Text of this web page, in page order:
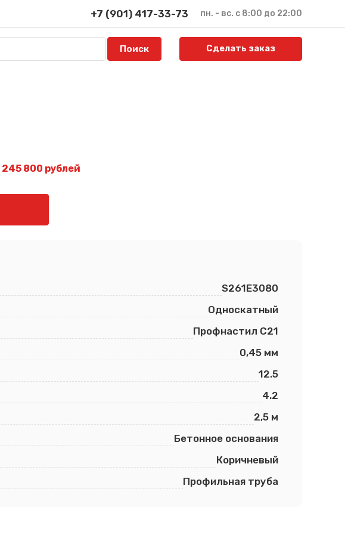
+7 (901) 417-33-73 пн. - вс. с 8:00 до 22:00
Сделать заказ
245 800 рублей
S261E3080
Односкатный
Профнастил С21
0,45 мм
12.5
4.2
2,5 м
Бетонное основания
Коричневый
Профильная труба